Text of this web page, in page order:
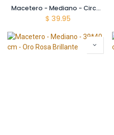
Macetero - Mediano - Circular - 38*35cm - Café Arenado
$ 39.95